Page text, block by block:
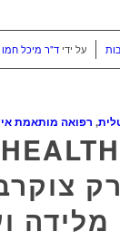
על ידיד"ר מיכל חמו
, רפואה מותאמת